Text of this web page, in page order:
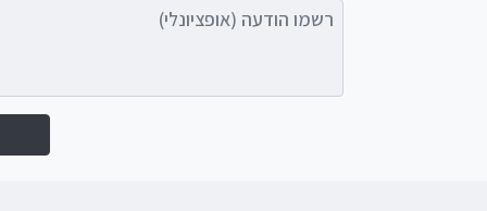
רשמו הודעה (אופציונלי)